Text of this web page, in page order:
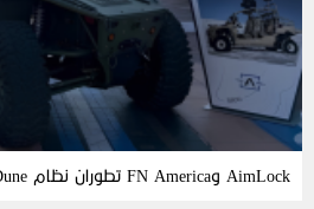
AimLock وFN America تطوران نظام Dune لمكافحة المسيّرات